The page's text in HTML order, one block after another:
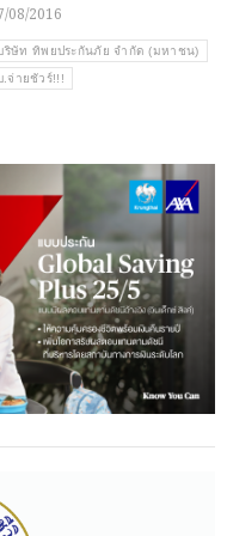
08/2016
ริษัท ทิพยประกันภัย จำกัด (มหาชน)
.จ่ายชัวร์!!!